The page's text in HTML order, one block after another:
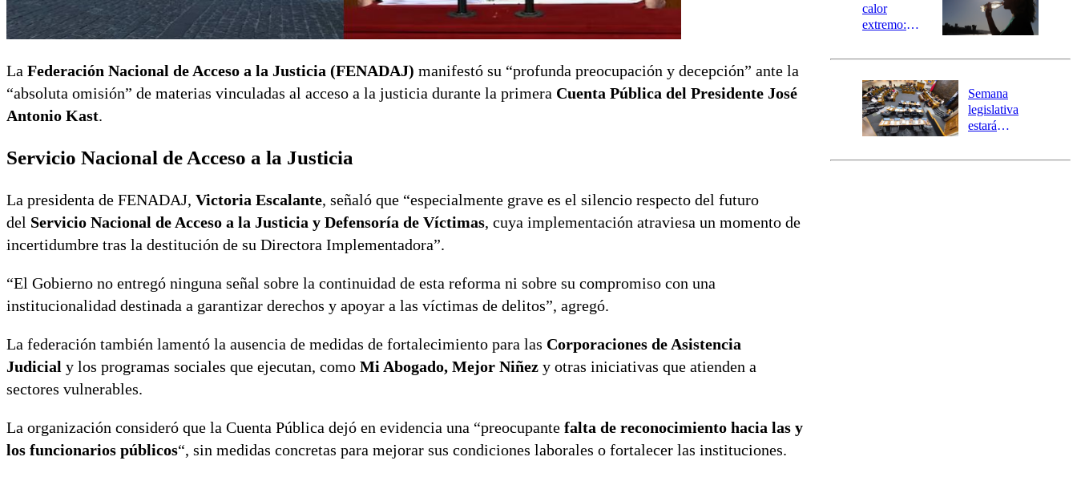
La Federación Nacional de Acceso a la Justicia (FENADAJ) manifestó su “profunda preocupación y decepción” ante la
“absoluta omisión” de materias vinculadas al acceso a la justicia durante la primera Cuenta Pública del Presidente José
Antonio Kast.
Servicio Nacional de Acceso a la Justicia
La presidenta de FENADAJ, Victoria Escalante, señaló que “especialmente grave es el silencio respecto del futuro
del Servicio Nacional de Acceso a la Justicia y Defensoría de Víctimas, cuya implementación atraviesa un momento de
incertidumbre tras la destitución de su Directora Implementadora”.
“El Gobierno no entregó ninguna señal sobre la continuidad de esta reforma ni sobre su compromiso con una
institucionalidad destinada a garantizar derechos y apoyar a las víctimas de delitos”, agregó.
La federación también lamentó la ausencia de medidas de fortalecimiento para las Corporaciones de Asistencia
Judicial y los programas sociales que ejecutan, como Mi Abogado, Mejor Niñez y otras iniciativas que atienden a
sectores vulnerables.
La organización consideró que la Cuenta Pública dejó en evidencia una “preocupante falta de reconocimiento hacia las y
los funcionarios públicos“, sin medidas concretas para mejorar sus condiciones laborales o fortalecer las instituciones.
calor
extremo:
activa Alerta
Preventiva en
tres comunas
Semana
legislativa
estará
el fin de la